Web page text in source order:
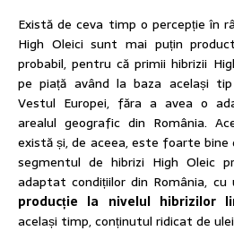
Există de ceva timp o percepție în
High Oleici sunt mai puțin
probabil, pentru că primii hibrizii
pe piață având la baza același
Vestul Europei, făra a avea o
arealul geografic din România.
există și, de aceea, este foarte
segmentul de hibrizi High Oleic
adaptat condițiilor din România, cu
producție la nivelul hibrizilor
același timp, conținutul ridicat de